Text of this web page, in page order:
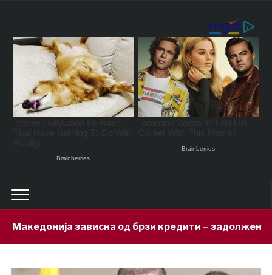
од брзи кредити – задолжени 333 милиони евра